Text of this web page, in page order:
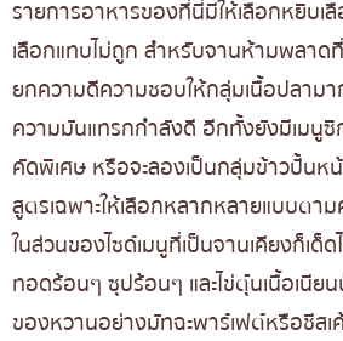
รายการอาหารของที่นี่มีให้เลือกหยิบเ
เลือกแทบไม่ถูก สำหรับจานห้ามพลาด
ยกความดีความชอบให้กลุ่มเนื้อปลามากุโ
ความมันแทรกกำลังดี อีกทั้งยังมีเมนูซิก
คัดพิเศษ หรือจะลองเป็นกลุ่มข้าวปั้น
สูตรเฉพาะให้เลือกหลากหลายแบบต
ในส่วนของไซด์เมนูที่เป็นจานเคียงก็เด็
ทอดร้อนๆ ซุปร้อนๆ และไข่ตุ๋นเนื้อเนี
ของหวานอย่างมัทฉะพาร์เฟต์หรือชีส